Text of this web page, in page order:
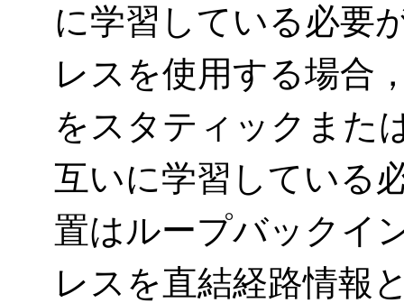
に学習している必要
レスを使用する場合
をスタティックまた
互いに学習している
置はループバックイ
レスを直結経路情報